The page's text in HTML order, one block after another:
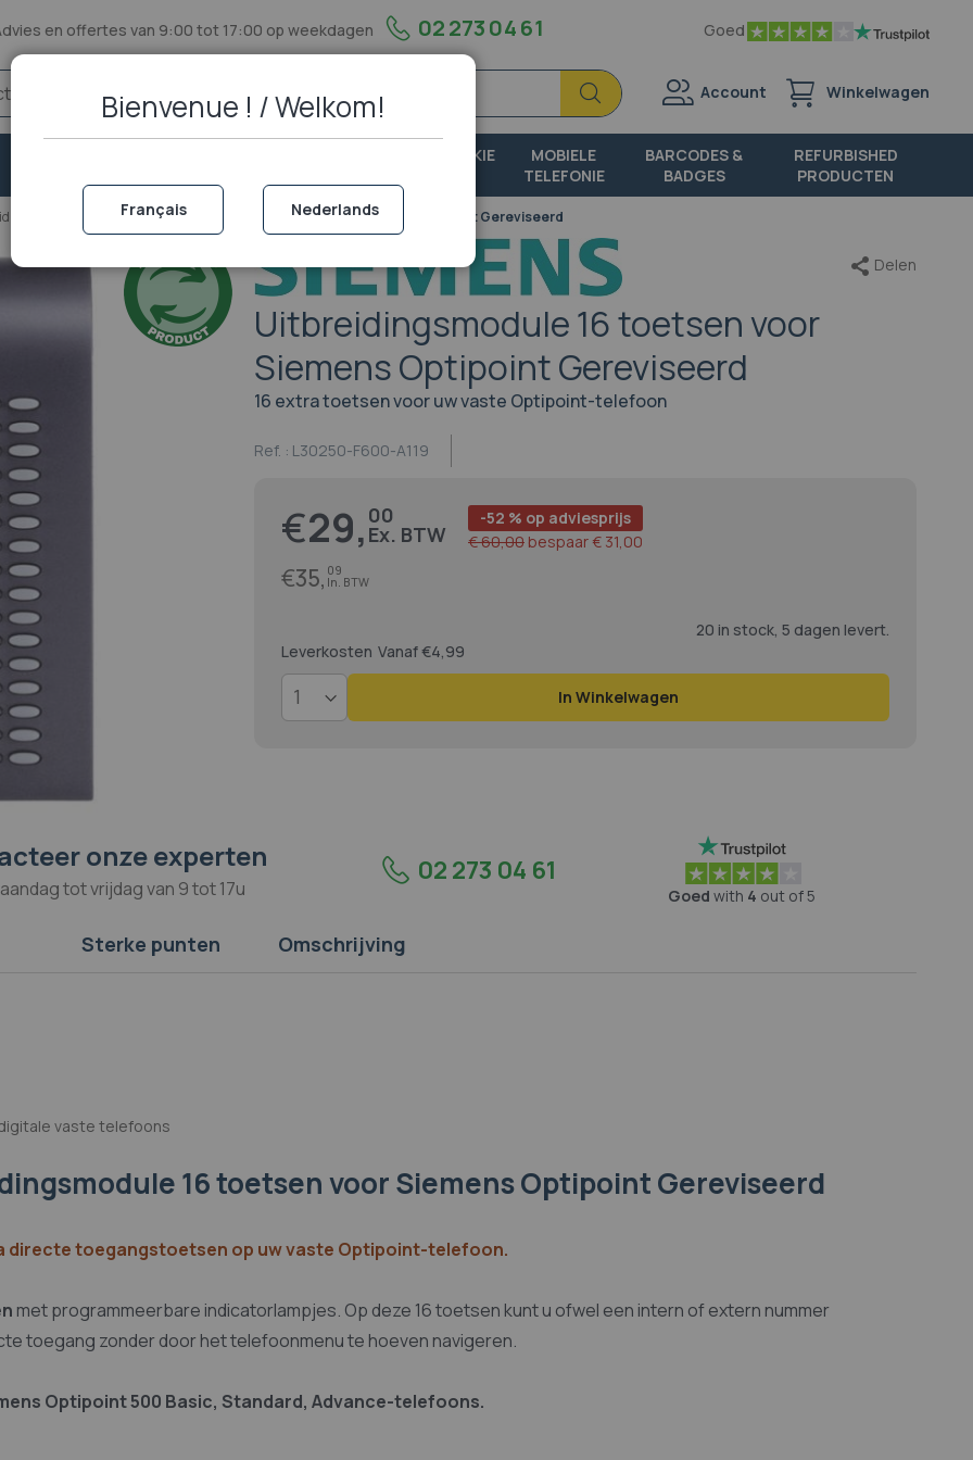
en offertes van 9:00 tot 17:00 op weekdagen 02 273 04 61 Goed
Zoek
Zoek
Account Winkelwagen
PORTOFOON EN WALKIE
MOBIELE
TELEFONIE
BARCODES &
BADGES
REFURBISHED
PRODUCTEN
Uitbreidingsmodule 16 toetsen voor Siemens Optipoint Gereviseerd
Uitbreidingsmodule 16 toetsen voor
Siemens Optipoint Gereviseerd
16 extra toetsen voor uw vaste Optipoint-telefoon
Ref. : L30250-F600-A119
Delen
Prijs
€29, 00
€35, 09
-52 % op adviesprijs
€ 60,00bespaar € 31,00
20 in stock, 5 dagen levert.
Leverkosten Vanaf €4,99
In Winkelwagen
onze experten
tot vrijdag van 9 tot 17u
02 273 04 61
Goed with 4 out of 5
Sterke punten Omschrijving
vaste telefoons
16 toetsen voor Siemens Optipoint Gereviseerd
directe toegangstoetsen op uw vaste Optipoint-telefoon.
met programmeerbare indicatorlampjes. Op deze 16 toetsen kunt u ofwel een intern of extern nummer
toegang zonder door het telefoonmenu te hoeven navigeren.
Optipoint 500 Basic, Standard, Advance-telefoons.
Bienvenue ! / Welkom!
Français Nederlands